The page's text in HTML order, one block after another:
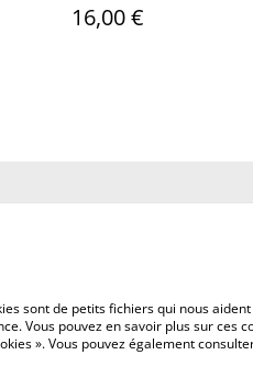
16,00 €
sont de petits fichiers qui nous
Vous pouvez en savoir plus sur ces
». Vous pouvez également